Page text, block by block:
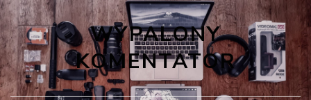
WYPALONY
KOMENTATOR